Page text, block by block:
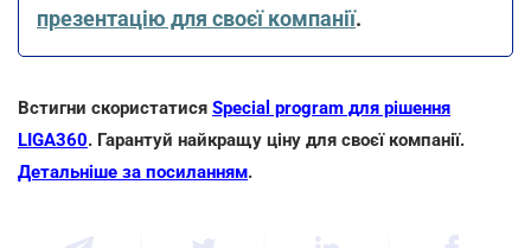
презентацію для своєї компанії.
Встигни скористатися Special program для рішення
LIGA360. Гарантуй найкращу ціну для своєї компанії.
Детальніше за посиланням.